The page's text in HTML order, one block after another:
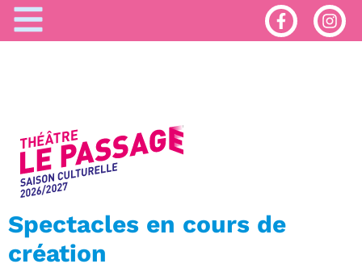
Spectacles en cours de
création